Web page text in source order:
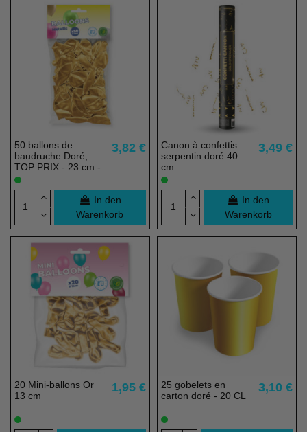
50 ballons de
baudruche Doré,
TOP PRIX - 23 cm -
100% éco
responsable
3,82 €
In den
Warenkorb
Canon à confettis
serpentin doré 40
cm
3,49 €
In den
Warenkorb
20 Mini-ballons Or
13 cm
1,95 €
25 gobelets en
carton doré - 20 CL
3,10 €